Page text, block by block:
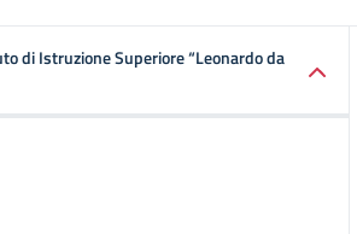
di Istruzione Superiore “Leonardo da